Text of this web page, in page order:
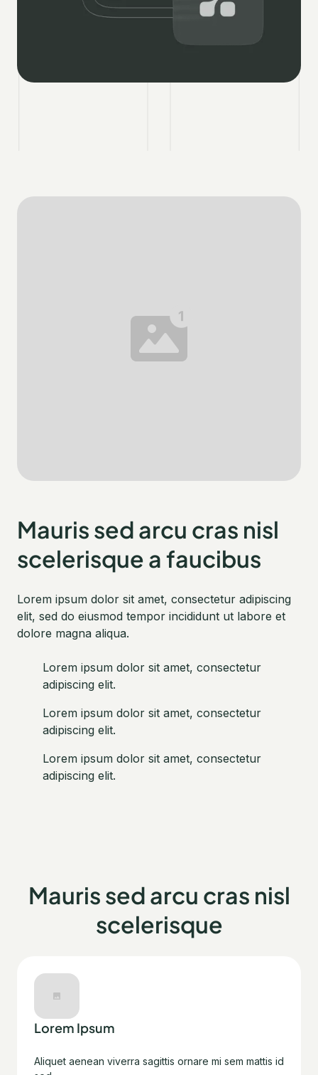
Mauris sed arcu cras nisl
scelerisque a faucibus
Lorem ipsum dolor sit amet, consectetur adipiscing
elit, sed do eiusmod tempor incididunt ut labore et
dolore magna aliqua.
Lorem ipsum dolor sit amet, consectetur
adipiscing elit.
Lorem ipsum dolor sit amet, consectetur
adipiscing elit.
Lorem ipsum dolor sit amet, consectetur
adipiscing elit.
Mauris sed arcu cras nisl
scelerisque
Lorem Ipsum
Aliquet aenean viverra sagittis ornare mi sem mattis id